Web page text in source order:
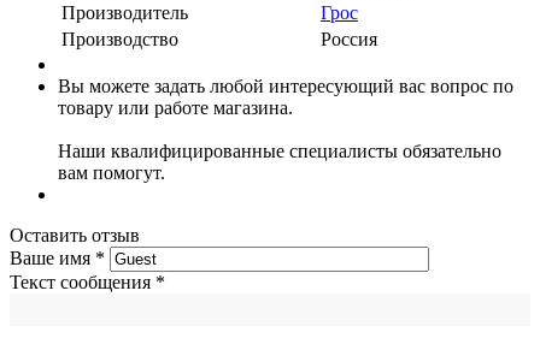
Производитель
Грос
Производство
Россия
Вы можете задать любой интересующий вас вопрос по
товару или работе магазина.
Наши квалифицированные специалисты обязательно
вам помогут.
Оставить отзыв
Ваше имя *
Текст сообщения *